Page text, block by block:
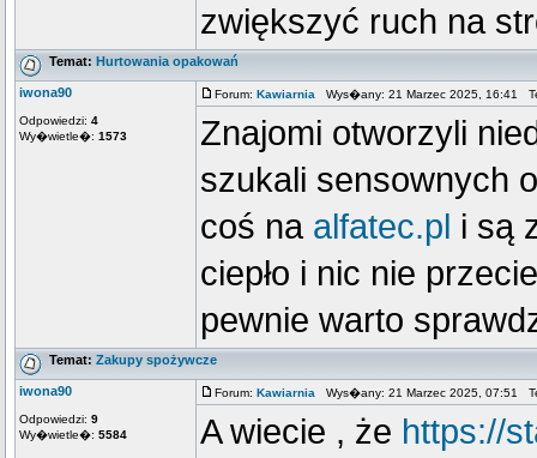
zwiększyć ruch na
Temat: Hurtowania opakowań
iwona90
Odpowiedzi: 4
Wy�wietle�: 1573
Forum: Kawiarnia Wys�any: 21 Marzec 2025, 16:41
Znajomi otworzyli
szukali sensownych
coś na alfatec.pl i są
ciepło i nic nie
pewnie warto
Temat: Zakupy spożywcze
iwona90
Odpowiedzi: 9
Wy�wietle�: 5584
Forum: Kawiarnia Wys�any: 21 Marzec 2025, 07:51
A wiecie , że https://